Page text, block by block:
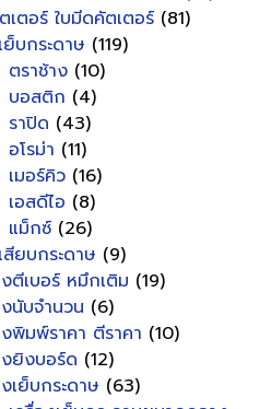
เตอร์ ใบมีดคัตเตอร์ (81)
ย็บกระดาษ (119)
ตราช้าง (10)
บอสติก (4)
ราปิด (43)
อโรม่า (11)
เมอร์คิว (16)
เอสดีไอ (8)
แม็กซ์ (26)
สียบกระดาษ (9)
งตีเบอร์ หมึกเติม (19)
นับจำนวน (6)
งพิมพ์ราคา ตีราคา (10)
งยิงบอร์ด (12)
เย็บกระดาษ (63)